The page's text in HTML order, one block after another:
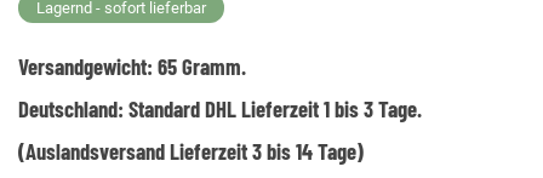
Lagernd - sofort lieferbar
Versandgewicht: 65Gramm.
Deutschland: Standard DHL Lieferzeit 1 bis 3 Tage.
(Auslandsversand Lieferzeit 3 bis 14 Tage)